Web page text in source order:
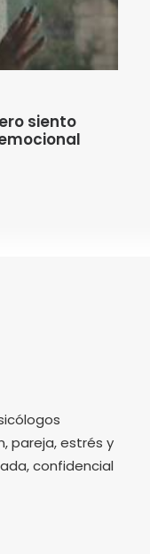
siento
pareja, estrés y
confidencial